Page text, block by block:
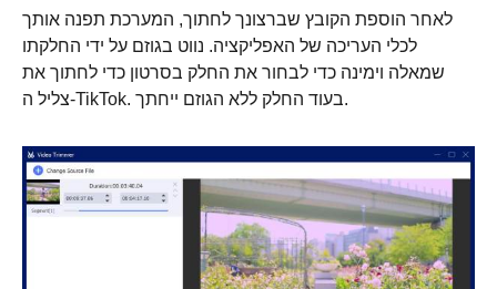
לאחר הוספת הקובץ שברצונך לחתוך, המערכת תפנה אותך
לכלי העריכה של האפליקציה. נווט בגוזם על ידי החלקתו
שמאלה וימינה כדי לבחור את החלק בסרטון כדי לחתוך את
צליל ה-TikTok. בעוד החלק ללא הגוזם ייחתך.